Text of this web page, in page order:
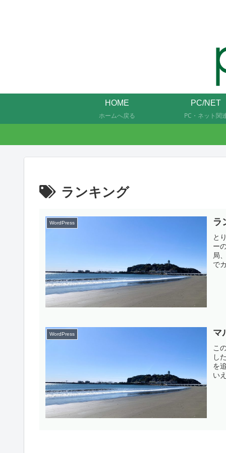
HOME
ホームへ戻る
PC/NET
PC・ネット関
ランキング
WordPress ラ
と
ー
局
で
WordPress マ
こ
し
を
い